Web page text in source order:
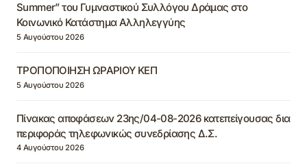
Summer” του Γυμναστικού Συλλόγου Δράμας στο
Κοινωνικό Κατάστημα Αλληλεγγύης
5 Αυγούστου 2026
ΤΡΟΠΟΠΟΙΗΣΗ ΩΡΑΡΙΟΥ ΚΕΠ
5 Αυγούστου 2026
Πίνακας αποφάσεων 23ης/04-08-2026 κατεπείγουσας δια
περιφοράς τηλεφωνικώς συνεδρίασης Δ.Σ.
4 Αυγούστου 2026